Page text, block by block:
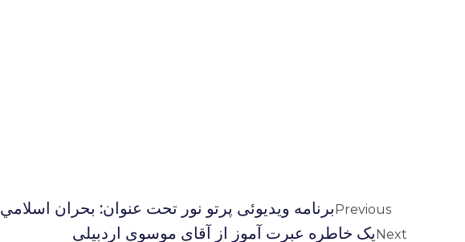
Previousبرنامه ویدیوئى پرتو نور تحت عنوان: بحران اسلامي ۲
Nextیک خاطره عبرت آموز از آقای موسوی اردبیلی